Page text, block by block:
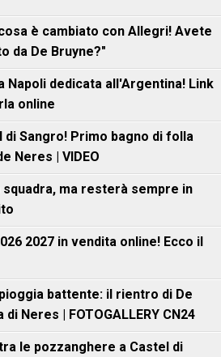
è cambiato con Allegri! Avete
da De Bruyne?"
Napoli dedicata all'Argentina! Link
online
di Sangro! Primo bagno di folla
Neres | VIDEO
squadra, ma resterà sempre in
2027 in vendita online! Ecco il
battente: il rientro di De
Neres | FOTOGALLERY CN24
le pozzanghere a Castel di